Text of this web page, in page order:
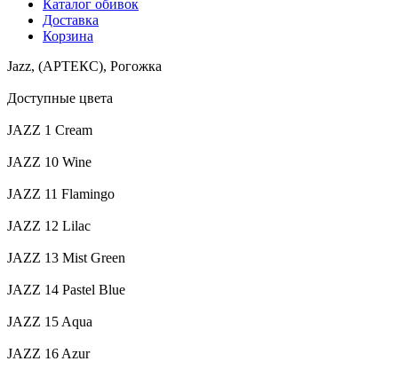
Каталог обивок
Доставка
Корзина
Jazz, (АРТЕКС), Рогожка
Доступные цвета
JAZZ 1 Cream
JAZZ 10 Wine
JAZZ 11 Flamingo
JAZZ 12 Lilac
JAZZ 13 Mist Green
JAZZ 14 Pastel Blue
JAZZ 15 Aqua
JAZZ 16 Azur